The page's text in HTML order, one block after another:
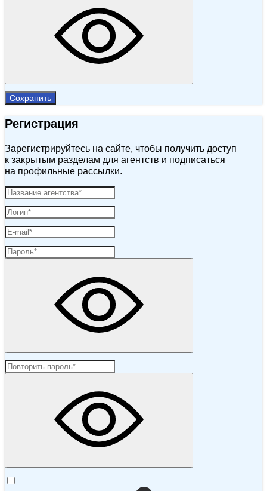
Сохранить
Регистрация
Зарегистрируйтесь на сайте, чтобы получить доступ
к закрытым разделам для агентств и подписаться
на профильные рассылки.